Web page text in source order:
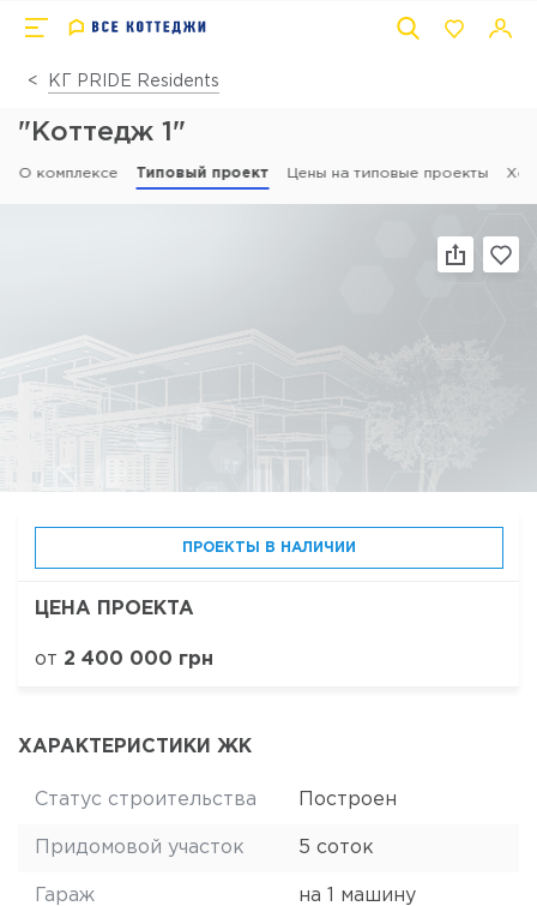
КГ PRIDE Residents
"Коттедж 1"
О комплексе Типовый проект Цены на типовые проекты Ход
ПРОЕКТЫ В НАЛИЧИИ
ЦЕНА ПРОЕКТА
от 2 400 000 грн
ХАРАКТЕРИСТИКИ ЖК
Статус строительства Построен
Придомовой участок 5 соток
Гараж на 1 машину